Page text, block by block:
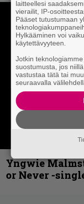
Yngwie
or Never -
laitteellesi
vierailit, IP-
Pääset tutustumaan
Hylkääminen voi
käytettävyyteen.
Jotkin
suostumusta, jos
vastustaa tätä tai
seuraavalla